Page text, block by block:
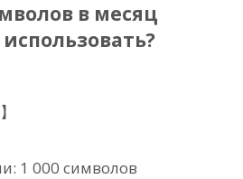
в месяц
1 000 символов